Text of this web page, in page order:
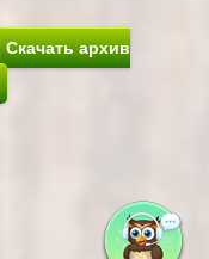
Скачать архив